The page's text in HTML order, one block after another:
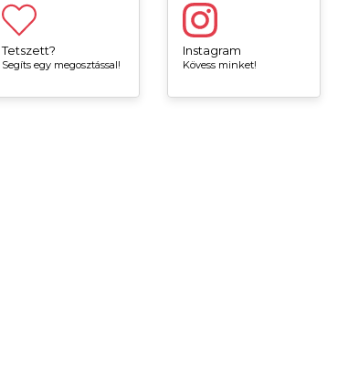
Tetszett?
Segíts egy megosztással!
Instagram
Kövess minket!